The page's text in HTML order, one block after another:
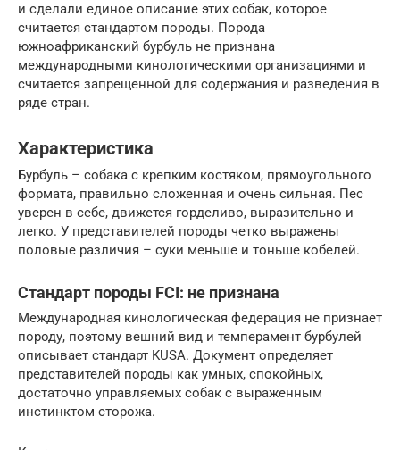
и сделали единое описание этих собак, которое
считается стандартом породы. Порода
южноафриканский бурбуль не признана
международными кинологическими организациями и
считается запрещенной для содержания и разведения в
ряде стран.
Характеристика
Бурбуль – собака с крепким костяком, прямоугольного
формата, правильно сложенная и очень сильная. Пес
уверен в себе, движется горделиво, выразительно и
легко. У представителей породы четко выражены
половые различия – суки меньше и тоньше кобелей.
Стандарт породы FCI: не признана
Международная кинологическая федерация не признает
породу, поэтому вешний вид и темперамент бурбулей
описывает стандарт KUSA. Документ определяет
представителей породы как умных, спокойных,
достаточно управляемых собак с выраженным
инстинктом сторожа.